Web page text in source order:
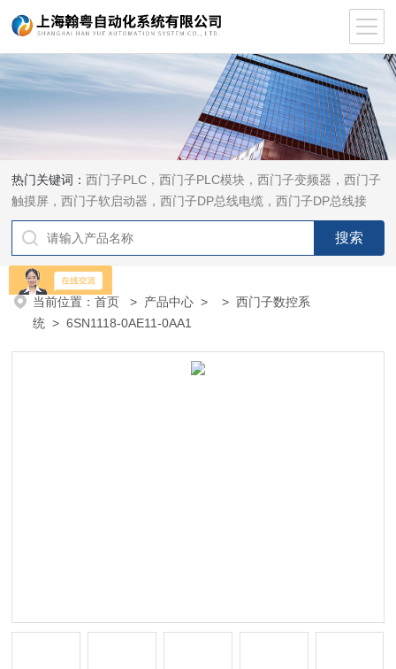
热门关键词：西门子PLC，西门子PLC模块，西门子变频器，西门子
触摸屏，西门子软启动器，西门子DP总线电缆，西门子DP总线接
头，西门子CP通讯网卡，西门子数控系统及停产备件
当前位置：首页 > 产品中心 > >西门子数控系
统 > 6SN1118-0AE11-0AA1